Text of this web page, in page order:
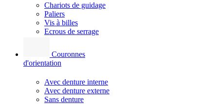
Chariots de guidage
Paliers
Vis à billes
Ecrous de serrage
Couronnes
d'orientation
Avec denture interne
Avec denture externe
Sans denture